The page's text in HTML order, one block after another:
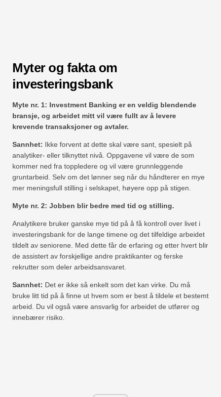
Myter og fakta om
investeringsbank
Myte nr. 1: Investment Banking er en veldig blendende
bransje, og arbeidet mitt vil være fullt av å levere
krevende transaksjoner og avtaler.
Sannhet: Ikke forvent at dette skal være sant, spesielt på
analytiker- eller tilknyttet nivå. Oppgavene vil være de som
kommer ned fra toppledere og vil være grunnleggende
gruntarbeid. Selv om det lønner seg når du håndterer en mye
mer meningsfull stilling i selskapet, høyere opp på stigen.
Myte nr. 2: Jobben blir bedre med tid og stilling.
Analytikere bruker ganske mye tid på å få kontroll over livet i
investeringsbank for de lange timene og det tilfeldige arbeidet
tildelt av seniorene. Med dette får de erfaring og etter hvert blir
de assistert av forskjellige andre praktikanter og ferske
rekrutter som deler arbeidsansvaret.
Sannhet: Det er ikke så enkelt som det kan virke. Du må
bruke litt tid på å finne ut hvem som er best å tildele et bestemt
arbeid. Du vil også være ansvarlig for arbeidet de utfører og
innebærer risiko.